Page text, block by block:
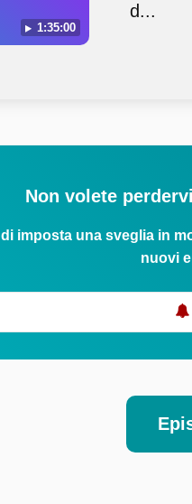
1:35:00
d...
Non volete
imposta una sveglia in
nuovi